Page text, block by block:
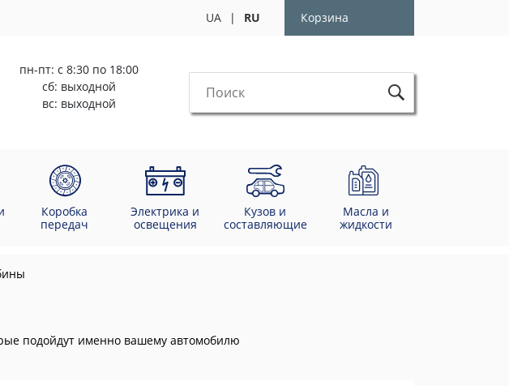
UA | RU Корзина
пн-пт: с 8:30 по 18:00
сб: выходной
вс: выходной
Коробка
передач
Электрика и
освещения
Кузов и
составляющие
Масла и
жидкости
подойдут именно вашему автомобилю